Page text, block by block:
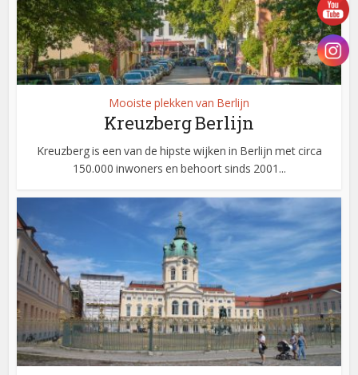
Mooiste plekken van Berlijn
Kreuzberg Berlijn
Kreuzberg is een van de hipste wijken in Berlijn met circa
150.000 inwoners en behoort sinds 2001...